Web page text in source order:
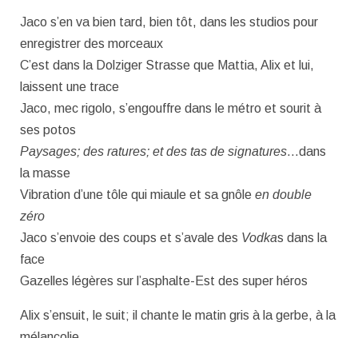
Jaco s’en va bien tard, bien tôt, dans les studios pour
enregistrer des morceaux
C’est dans la Dolziger Strasse que Mattia, Alix et lui,
laissent une trace
Jaco, mec rigolo, s’engouffre dans le métro et sourit à
ses potos
Paysages; des ratures; et des tas de signatures…dans
la masse
Vibration d’une tôle qui miaule et sa gnôle en double
zéro
Jaco s’envoie des coups et s’avale des Vodkas dans la
face
Gazelles légères sur l’asphalte-Est des super héros
Alix s’ensuit, le suit; il chante le matin gris à la gerbe, à la